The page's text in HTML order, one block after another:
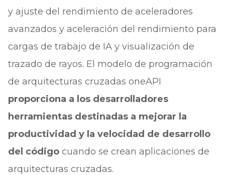
y ajuste del rendimiento de aceleradores
avanzados y aceleración del rendimiento para
cargas de trabajo de IA y visualización de
trazado de rayos. El modelo de programación
de arquitecturas cruzadas oneAPI
proporciona a los desarrolladores
herramientas destinadas a mejorar la
productividad y la velocidad de desarrollo
del códigocuando se crean aplicaciones de
arquitecturas cruzadas.